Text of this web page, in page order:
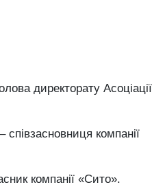
директорату Асоціації
співзасновниця компанії
компанії «Сито».